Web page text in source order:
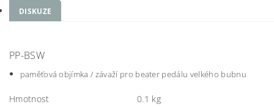
DISKUZE
PP-BSW
paměťová objímka / závaží pro beater pedálu velkého bubnu
Hmotnost 0.1 kg